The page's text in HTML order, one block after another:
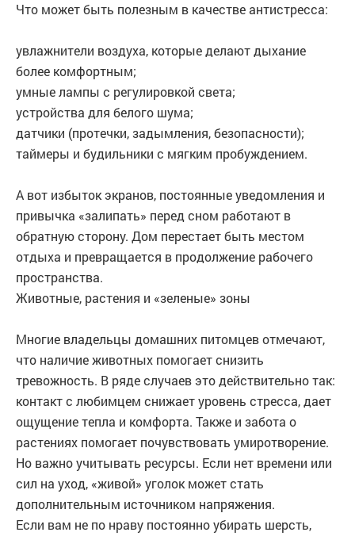
Что может быть полезным в качестве антистресса:
увлажнители воздуха, которые делают дыхание
более комфортным;
умные лампы с регулировкой света;
устройства для белого шума;
датчики (протечки, задымления, безопасности);
таймеры и будильники с мягким пробуждением.
А вот избыток экранов, постоянные уведомления и
привычка «залипать» перед сном работают в
обратную сторону. Дом перестает быть местом
отдыха и превращается в продолжение рабочего
пространства.
Животные, растения и «зеленые» зоны
Многие владельцы домашних питомцев отмечают,
что наличие животных помогает снизить
тревожность. В ряде случаев это действительно так:
контакт с любимцем снижает уровень стресса, дает
ощущение тепла и комфорта. Также и забота о
растениях помогает почувствовать умиротворение.
Но важно учитывать ресурсы. Если нет времени или
сил на уход, «живой» уголок может стать
дополнительным источником напряжения.
Если вам не по нраву постоянно убирать шерсть,